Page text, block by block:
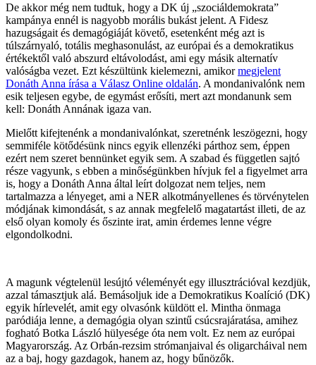
De akkor még nem tudtuk, hogy a DK új „szociáldemokrata”
kampánya ennél is nagyobb morális bukást jelent. A Fidesz
hazugságait és demagógiáját követő, esetenként még azt is
túlszárnyaló, totális meghasonulást, az európai és a demokratikus
értékektől való abszurd eltávolodást, ami egy másik alternatív
valóságba vezet. Ezt készültünk kielemezni, amikormegjelent
Donáth Anna írása a Válasz Online oldalán. A mondanivalónk nem
esik teljesen egybe, de egymást erősíti, mert azt mondanunk sem
kell: Donáth Annának igaza van.
Mielőtt kifejtenénk a mondanivalónkat, szeretnénk leszögezni, hogy
semmiféle kötődésünk nincs egyik ellenzéki párthoz sem, éppen
ezért nem szeret bennünket egyik sem. A szabad és független sajtó
része vagyunk, s ebben a minőségünkben hívjuk fel a figyelmet arra
is, hogy a Donáth Anna által leírt dolgozat nem teljes, nem
tartalmazza a lényeget, ami a NER alkotmányellenes és törvénytelen
módjának kimondását, s az annak megfelelő magatartást illeti, de az
első olyan komoly és őszinte irat, amin érdemes lenne végre
elgondolkodni.
A magunk végtelenül lesújtó véleményét egy illusztrációval kezdjük,
azzal támasztjuk alá. Bemásoljuk ide a Demokratikus Koalíció (DK)
egyik hírlevelét, amit egy olvasónk küldött el. Mintha önmaga
paródiája lenne, a demagógia olyan szintű csúcsrajáratása, amihez
fogható Botka László hülyesége óta nem volt. Ez nem az európai
Magyarország. Az Orbán-rezsim strómanjaival és oligarcháival nem
az a baj, hogy gazdagok, hanem az, hogy bűnözők.